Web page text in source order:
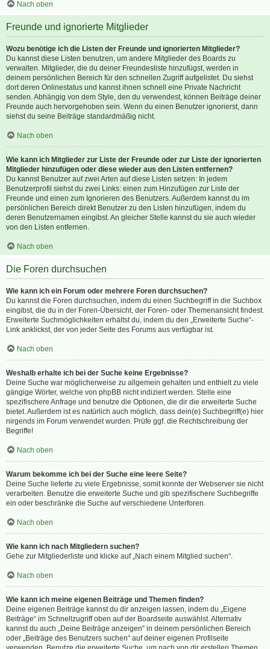
Nach oben
Freunde und ignorierte Mitglieder
Wozu benötige ich die Listen der Freunde und ignorierten Mitglieder?
Du kannst diese Listen benutzen, um andere Mitglieder des Boards zu
verwalten. Mitglieder, die du deiner Freundesliste hinzufügst, werden in
deinem persönlichen Bereich für den schnellen Zugriff aufgelistet. Du siehst
dort deren Onlinestatus und kannst ihnen schnell eine Private Nachricht
senden. Abhängig von dem Style, den du verwendest, können Beiträge deiner
Freunde auch hervorgehoben sein. Wenn du einen Benutzer ignorierst, dann
siehst du seine Beiträge standardmäßig nicht.
Nach oben
Wie kann ich Mitglieder zur Liste der Freunde oder zur Liste der ignorierten
Mitglieder hinzufügen oder diese wieder aus den Listen entfernen?
Du kannst Benutzer auf zwei Arten auf diese Listen setzen: In jedem
Benutzerprofil siehst du zwei Links: einen zum Hinzufügen zur Liste der
Freunde und einen zum Ignorieren des Benutzers. Außerdem kannst du im
persönlichen Bereich direkt Benutzer zu den Listen hinzufügen, indem du
deren Benutzernamen eingibst. An gleicher Stelle kannst du sie auch wieder
von den Listen entfernen.
Nach oben
Die Foren durchsuchen
Wie kann ich ein Forum oder mehrere Foren durchsuchen?
Du kannst die Foren durchsuchen, indem du einen Suchbegriff in die Suchbox
eingibst, die du in der Foren-Übersicht, der Foren- oder Themenansicht findest.
Erweiterte Suchmöglichkeiten erhältst du, indem du den „Erweiterte Suche“-
Link anklickst, der von jeder Seite des Forums aus verfügbar ist.
Nach oben
Weshalb erhalte ich bei der Suche keine Ergebnisse?
Deine Suche war möglicherweise zu allgemein gehalten und enthielt zu viele
gängige Wörter, welche von phpBB nicht indiziert werden. Stelle eine
spezifischere Anfrage und benutze die Optionen, die dir die erweiterte Suche
bietet. Außerdem ist es natürlich auch möglich, dass dein(e) Suchbegriff(e) hier
nirgends im Forum verwendet wurden. Prüfe ggf. die Rechtschreibung der
Begriffe!
Nach oben
Warum bekomme ich bei der Suche eine leere Seite?
Deine Suche lieferte zu viele Ergebnisse, somit konnte der Webserver sie nicht
verarbeiten. Benutze die erweiterte Suche und gib spezifischere Suchbegriffe
ein oder beschränke die Suche auf verschiedene Unterforen.
Nach oben
Wie kann ich nach Mitgliedern suchen?
Gehe zur Mitgliederliste und klicke auf „Nach einem Mitglied suchen“.
Nach oben
Wie kann ich meine eigenen Beiträge und Themen finden?
Deine eigenen Beiträge kannst du dir anzeigen lassen, indem du „Eigene
Beiträge“ im Schnellzugriff oben auf der Boardseite auswählst. Alternativ
kannst du auch „Deine Beiträge anzeigen“ in deinem persönlichen Bereich
oder „Beiträge des Benutzers suchen“ auf deiner eigenen Profilseite